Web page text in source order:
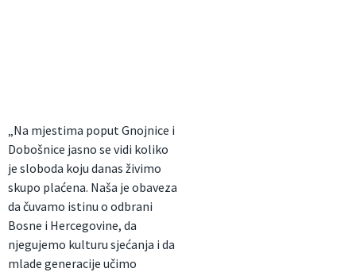
„Na mjestima poput Gnojnice i
Dobošnice jasno se vidi koliko
je sloboda koju danas živimo
skupo plaćena. Naša je obaveza
da čuvamo istinu o odbrani
Bosne i Hercegovine, da
njegujemo kulturu sjećanja i da
mlade generacije učimo